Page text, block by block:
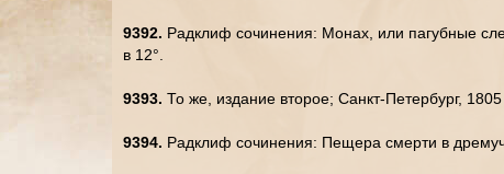
9392. Радклиф сочинения: Монах, или пагубные
в 12°.
9393. То же, издание второе; Санкт-Петербург, 1805
9394. Радклиф сочинения: Пещера смерти в